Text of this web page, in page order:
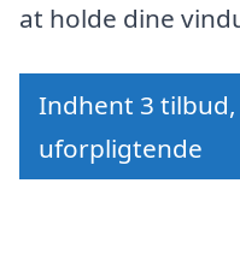
at holde dine
Indhent 3
uforpligtende